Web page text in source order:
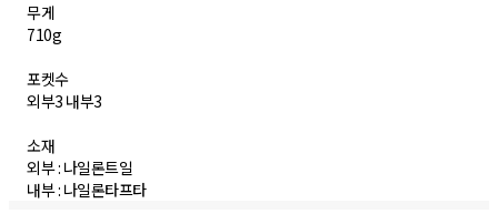
무게
710g
포켓수
외부3 내부3
소재
외부 : 나일론트일
내부 : 나일론타프타